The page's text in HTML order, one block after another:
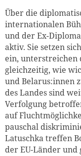
Über die
internationalen
und der Ex-
aktiv. Sie setzen
ein, unterstreichen
gleichzeitig, wie
und Belarus:innen
des Landes sind
Verfolgung
auf
pauschal
Latuschka treffen
der EU-Länder und